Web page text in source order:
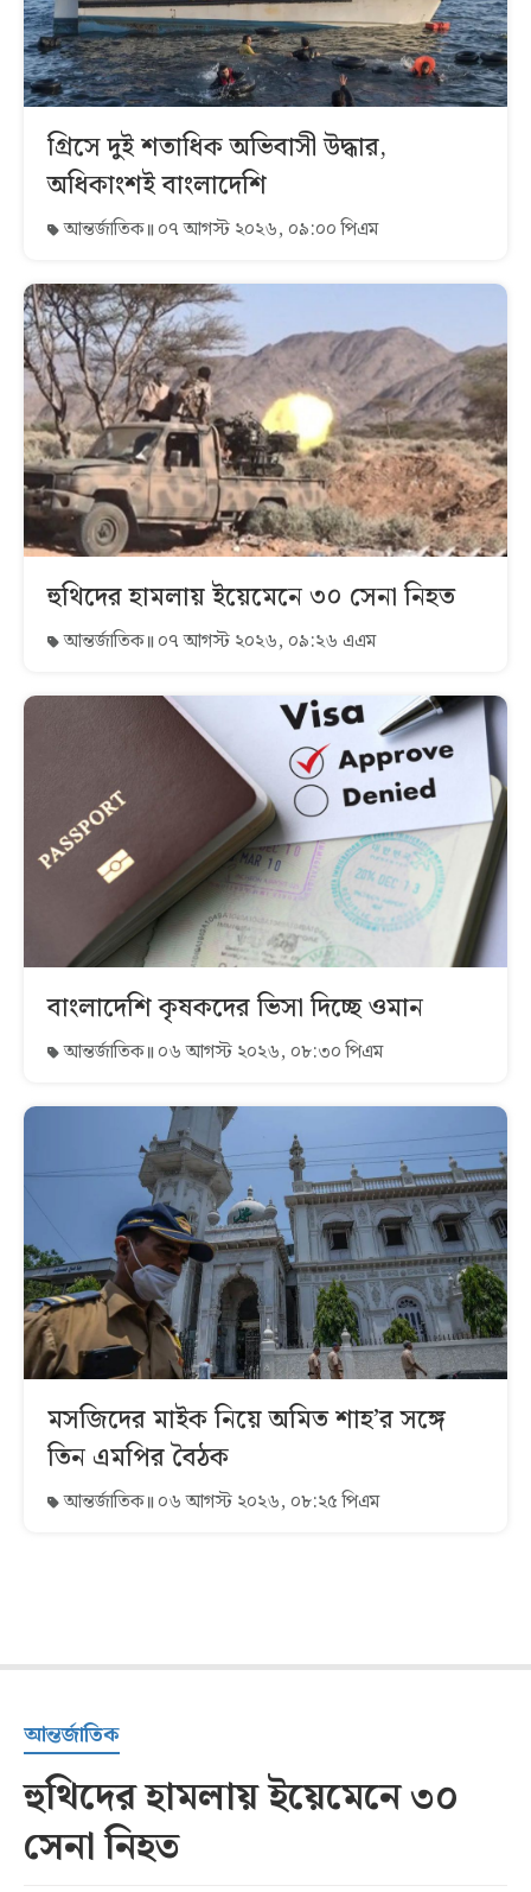
গ্রিসে দুই শতাধিক অভিবাসী উদ্ধার,
অধিকাংশই বাংলাদেশি
আন্তর্জাতিক ০৭ আগস্ট ২০২৬, ০৯:০০ পিএম
হুথিদের হামলায় ইয়েমেনে ৩০ সেনা নিহত
আন্তর্জাতিক ০৭ আগস্ট ২০২৬, ০৯:২৬ এএম
বাংলাদেশি কৃষকদের ভিসা দিচ্ছে ওমান
আন্তর্জাতিক ০৬ আগস্ট ২০২৬, ০৮:৩০ পিএম
মসজিদের মাইক নিয়ে অমিত শাহ’র সঙ্গে
তিন এমপির বৈঠক
আন্তর্জাতিক ০৬ আগস্ট ২০২৬, ০৮:২৫ পিএম
আন্তর্জাতিক
হুথিদের হামলায় ইয়েমেনে ৩০
সেনা নিহত